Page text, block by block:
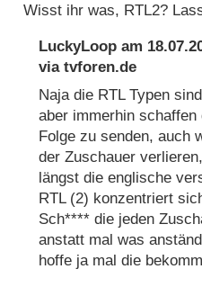
Wisst ihr was, RTL2?
LuckyLoop am
viatvforen.de
Naja die RTL Typen
aber immerhin
Folge zu senden, auch
der Zuschauer
längst die englische
RTL (2) konzentriert
Sch**** die jeden
anstatt mal was
hoffe ja mal die